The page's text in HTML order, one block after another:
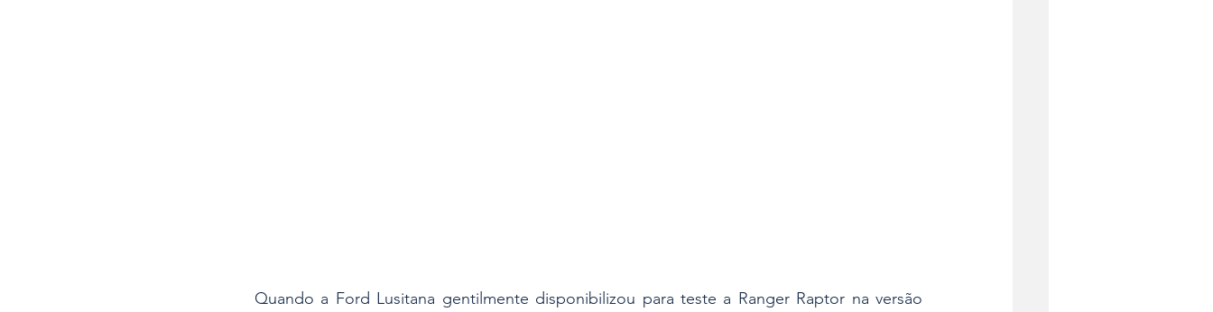
Quando a Ford Lusitana gentilmente disponibilizou para teste a Ranger Raptor na versão